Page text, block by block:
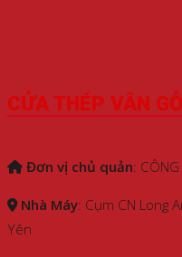
CỬA THÉP VÂN
Đơn vị chủ quản:
Nhà Máy: Cụm CN Long
Yên